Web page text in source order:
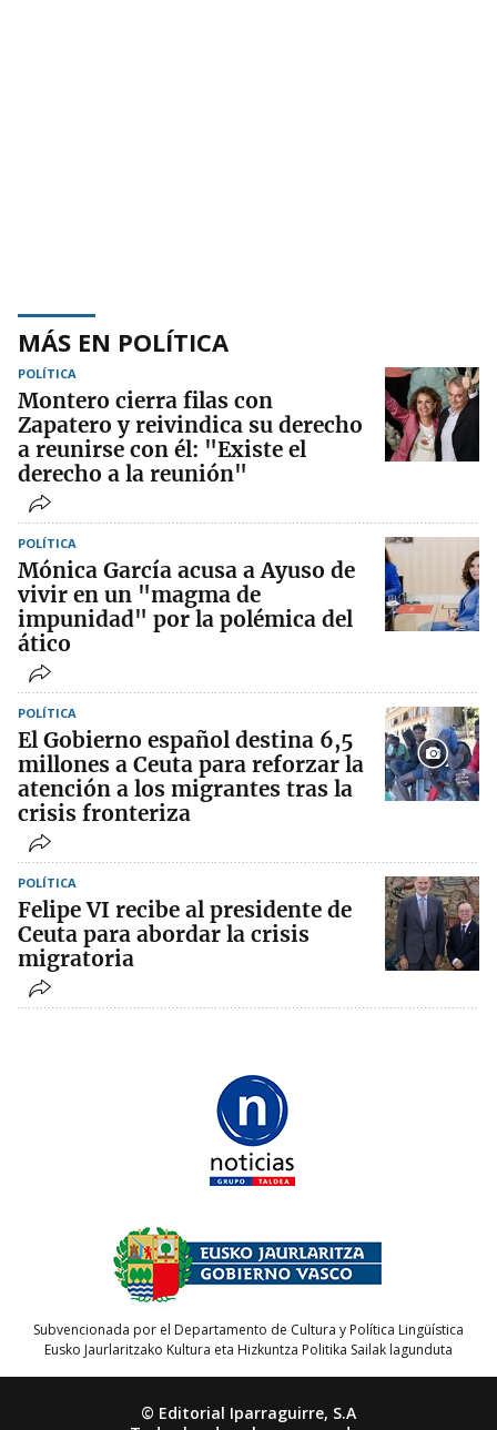
MÁS EN POLÍTICA
POLÍTICA
Montero cierra filas con
Zapatero y reivindica su derecho
a reunirse con él: "Existe el
derecho a la reunión"
POLÍTICA
Mónica García acusa a Ayuso de
vivir en un "magma de
impunidad" por la polémica del
ático
POLÍTICA
El Gobierno español destina 6,5
millones a Ceuta para reforzar la
atención a los migrantes tras la
crisis fronteriza
POLÍTICA
Felipe VI recibe al presidente de
Ceuta para abordar la crisis
migratoria
Subvencionada por el Departamento de Cultura y Política Lingüística
Eusko Jaurlaritzako Kultura eta Hizkuntza Politika Sailak lagunduta
© Editorial Iparraguirre, S.A